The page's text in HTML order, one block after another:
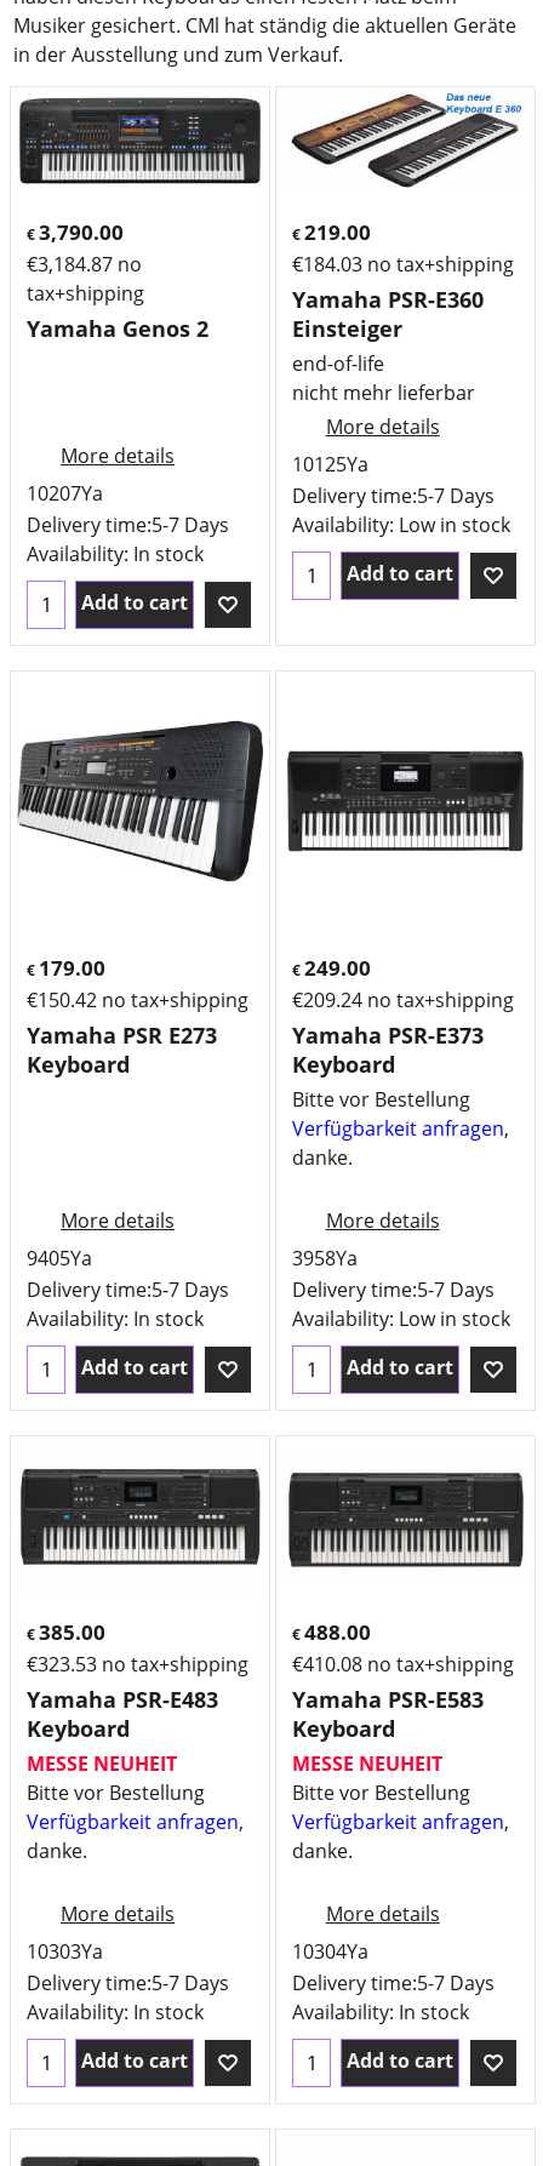
Musiker gesichert. CMl hat ständig die aktuellen Geräte
in der Ausstellung und zum Verkauf.
€3,790.00
€3,184.87 no
tax+shipping
Yamaha Genos 2
More details
10207Ya
Delivery time:5-7 Days
Availability: In stock
Add to cart
€219.00
€184.03 no tax+shipping
Yamaha PSR-E360
Einsteiger
end-of-life
nicht mehr lieferbar
More details
10125Ya
Delivery time:5-7 Days
Availability: Low in stock
Add to cart
€ 179.00
€150.42 no tax+shipping
Yamaha PSR E273
Keyboard
More details
9405Ya
Delivery time:5-7 Days
Availability: In stock
Add to cart
€249.00
€209.24 no tax+shipping
Yamaha PSR-E373
Keyboard
Bitte vor Bestellung
Verfügbarkeit anfragen,
danke.
More details
3958Ya
Delivery time:5-7 Days
Availability: Low in stock
Add to cart
€385.00
€323.53 no tax+shipping
Yamaha PSR-E483
Keyboard
MESSE NEUHEIT
Bitte vor Bestellung
Verfügbarkeit anfragen,
danke.
More details
10303Ya
Delivery time:5-7 Days
Availability: In stock
Add to cart
€488.00
€410.08 no tax+shipping
Yamaha PSR-E583
Keyboard
MESSE NEUHEIT
Bitte vor Bestellung
Verfügbarkeit anfragen,
danke.
More details
10304Ya
Delivery time:5-7 Days
Availability: In stock
Add to cart